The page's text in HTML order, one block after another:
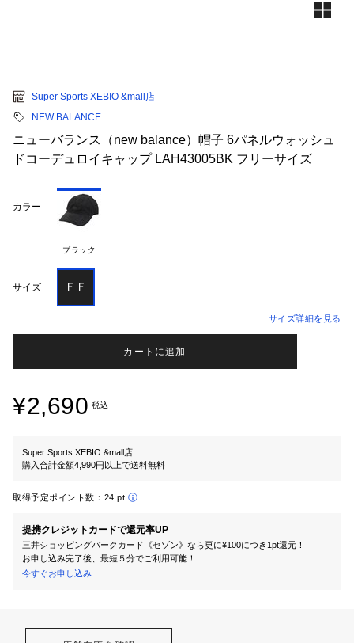
Super Sports XEBIO &mall店
NEW BALANCE
ニューバランス（new balance）帽子 6パネルウォッシュ
ドコーデュロイキャップ LAH43005BK フリーサイズ
カラー
ブラック
サイズ ＦＦ
サイズ詳細を見る
カートに追加
¥2,690 税込
Super Sports XEBIO &mall店
購入合計金額4,990円以上で送料無料
取得予定ポイント数： 24 pt
提携クレジットカードで還元率UP
三井ショッピングパークカード《セゾン》なら更に¥100につき1pt還元！
お申し込み完了後、最短５分でご利用可能！
今すぐお申し込み